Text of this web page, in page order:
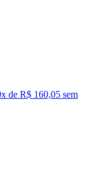
x de R$ 160,05 sem